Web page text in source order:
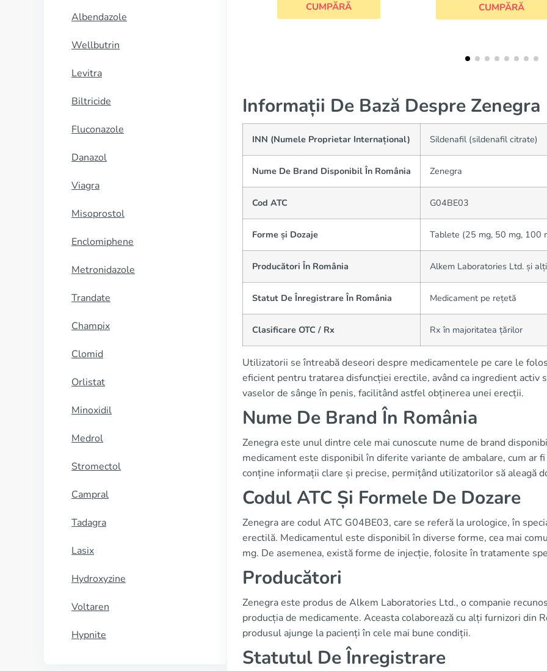
Albendazole
Wellbutrin
Levitra
Biltricide
Fluconazole
Danazol
Viagra
Misoprostol
Enclomiphene
Metronidazole
Trandate
Champix
Clomid
Orlistat
Minoxidil
Medrol
Stromectol
Campral
Tadagra
Lasix
Hydroxyzine
Voltaren
Hypnite
CUMPĂRĂ CUMPĂRĂ
Informații De Bază Despre Zenegra
INN (Numele Proprietar Internațional) Sildenafil (sildenafil citrate)
Nume De Brand Disponibil În România Zenegra
Cod ATC G04BE03
Forme și Dozaje Tablete (25 mg, 50 mg, 100
Producători În România Alkem Laboratories Ltd. și
Statut De Înregistrare În România Medicament pe rețetă
Clasificare OTC / Rx Rx în majoritatea țărilor
Utilizatorii se întreabă deseori despre medicamentele pe care le
eficient pentru tratarea disfuncției erectile, având ca ingredient activ
vaselor de sânge în penis, facilitând astfel obținerea unei erecții.
Nume De Brand În România
Zenegra este unul dintre cele mai cunoscute nume de brand
medicament este disponibil în diferite variante de ambalare, cum ar
conține informații clare și precise, permițând utilizatorilor să aleagă
Codul ATC Și Formele De Dozare
Zenegra are codul ATC G04BE03, care se referă la urologice, în
erectilă. Medicamentul este disponibil în diverse forme, cea mai
mg. De asemenea, există forme de injecție, folosite în tratamente
Producători
Zenegra este produs de Alkem Laboratories Ltd., o companie
producția de medicamente. Aceasta colaborează cu alți furnizori din
produsul ajunge la pacienți în cele mai bune condiții.
Statutul De Înregistrare